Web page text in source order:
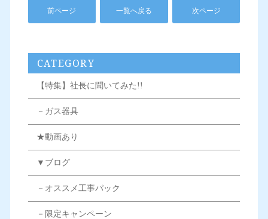
前ページ 一覧へ戻る 次ページ
CATEGORY
【特集】社長に聞いてみた!!
－ガス器具
★動画あり
▼ブログ
－オススメ工事パック
－限定キャンペーン